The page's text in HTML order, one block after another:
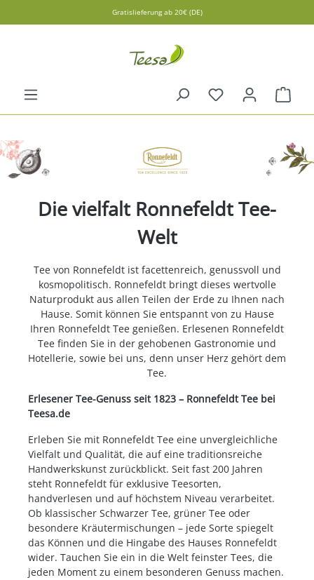
Gratislieferung ab 20€ (DE)
Die vielfalt Ronnefeldt Tee-
Welt
Tee von Ronnefeldt ist facettenreich, genussvoll und
kosmopolitisch. Ronnefeldt bringt dieses wertvolle
Naturprodukt aus allen Teilen der Erde zu Ihnen nach
Hause. Somit können Sie entspannt von zu Hause
Ihren Ronnefeldt Tee genießen. Erlesenen Ronnefeldt
Tee finden Sie in der gehobenen Gastronomie und
Hotellerie, sowie bei uns, denn unser Herz gehört dem
Tee.
Erlesener Tee-Genuss seit 1823 – Ronnefeldt Tee bei
Teesa.de
Erleben Sie mit Ronnefeldt Tee eine unvergleichliche
Vielfalt und Qualität, die auf eine traditionsreiche
Handwerkskunst zurückblickt. Seit fast 200 Jahren
steht Ronnefeldt für exklusive Teesorten,
handverlesen und auf höchstem Niveau verarbeitet.
Ob klassischer Schwarzer Tee, grüner Tee oder
besondere Kräutermischungen – jede Sorte spiegelt
das Können und die Hingabe des Hauses Ronnefeldt
wider. Tauchen Sie ein in die Welt feinster Tees, die
jeden Moment zu einem besonderen Genuss machen.